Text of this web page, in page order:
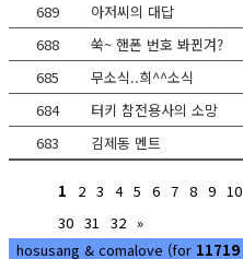
689
아저씨의 대답
688
쑥~ 핸폰 번호 봐뀐겨?
685
무소식..희^^소식
684
터키 참전용사의 소망
683
김제동 멘트
1 2 3 4 5 6 7 8 9 10
30 31 32 »
hosusang & comalove (for 11719